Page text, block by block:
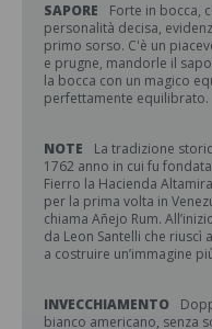
SAPORE
Forte in bocca,
personalità decisa,
primo sorso. C'è un
e prugne, mandorle il
la bocca con un magico
perfettamente equilibrato.
NOTE
La tradizione
1762 anno in cui fu
Fierro la Hacienda
per la prima volta in
chiama Añejo Rum.
da Leon Santelli che riuscì
a costruire un’immagine
INVECCHIAMENTO
bianco americano, senza